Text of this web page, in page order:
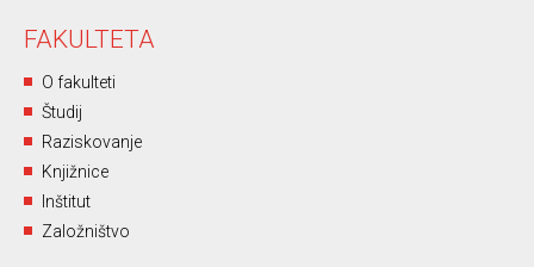
FAKULTETA
O fakulteti
Študij
Raziskovanje
Knjižnice
Inštitut
Založništvo